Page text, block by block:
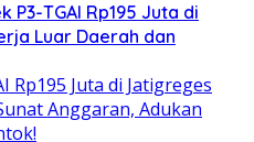
P3-TGAI Rp195 Juta di
Luar Daerah dan